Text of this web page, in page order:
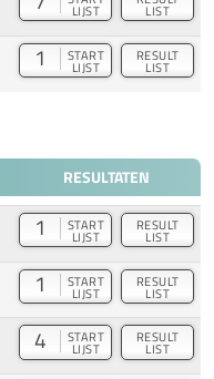
LIJST LIST
1 START
LIJST
RESULT
LIST
RESULTATEN
1 START
LIJST
RESULT
LIST
1 START
LIJST
RESULT
LIST
4 START
LIJST
RESULT
LIST